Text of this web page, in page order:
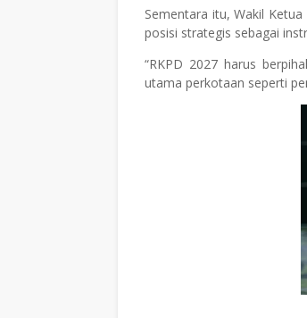
Sementara itu, Wakil
posisi strategis sebagai
“RKPD 2027 harus
utama perkotaan seperti